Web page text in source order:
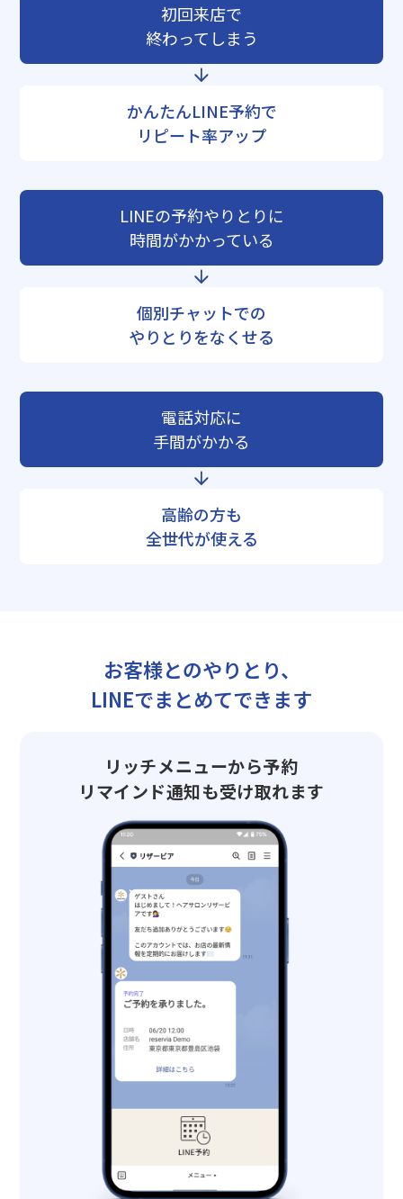
初回来店で
終わってしまう
かんたんLINE予約で
リピート率アップ
LINEの予約やりとりに
時間がかかっている
個別チャットでの
やりとりをなくせる
電話対応に
手間がかかる
高齢の方も
全世代が使える
お客様とのやりとり、
LINEでまとめてできます
リッチメニューから予約
リマインド通知も受け取れます